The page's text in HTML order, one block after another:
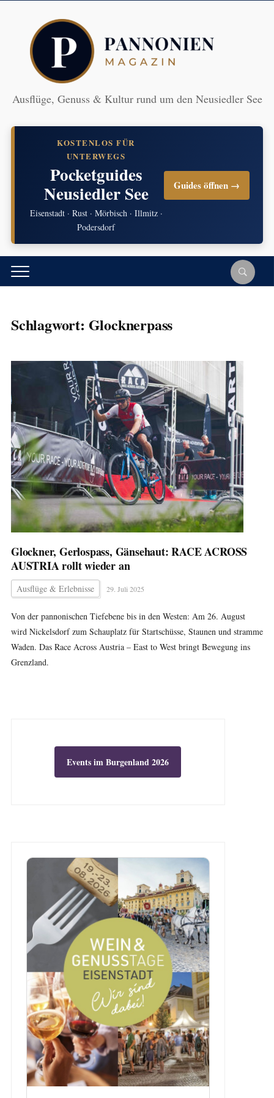
Ausflüge, Genuss & Kultur rund um den Neusiedler See
KOSTENLOS FÜR
UNTERWEGS
Pocketguides
Neusiedler See
Eisenstadt · Rust · Mörbisch · Illmitz ·
Podersdorf
Guides öffnen →
Schlagwort: Glocknerpass
Glockner, Gerlospass, Gänsehaut: RACE ACROSS
AUSTRIA rollt wieder an
Ausflüge & Erlebnisse 29. Juli 2025
Von der pannonischen Tiefebene bis in den Westen: Am 26. August
wird Nickelsdorf zum Schauplatz für Startschüsse, Staunen und stramme
Waden. Das Race Across Austria – East to West bringt Bewegung ins
Grenzland.
Events im Burgenland 2026